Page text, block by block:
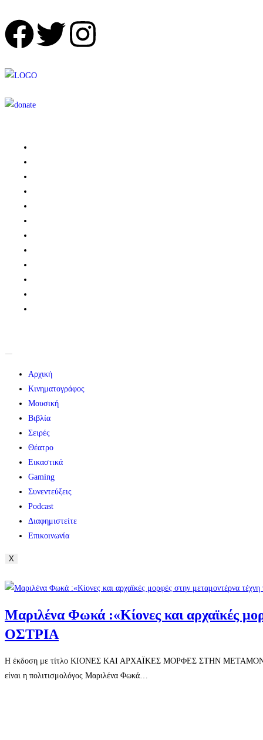
Αρχική
Κινηματογράφος
Μουσική
Βιβλία
Σειρές
Θέατρο
Εικαστικά
Gaming
Συνεντεύξεις
Podcast
Διαφημιστείτε
Επικοινωνία
X
Μαριλένα Φωκά :«Κίονες και αρχαϊκές
ΟΣΤΡΙΑ
Η έκδοση με τίτλο ΚΙΟΝΕΣ ΚΑΙ ΑΡΧΑÏΚΕΣ ΜΟΡΦΕΣ ΣΤΗΝ
είναι η πολιτισμολόγος Μαριλένα Φωκά…